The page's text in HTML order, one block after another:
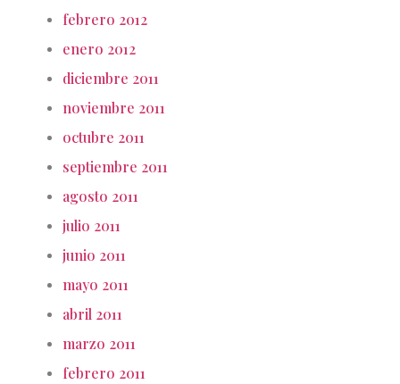
febrero 2012
enero 2012
diciembre 2011
noviembre 2011
octubre 2011
septiembre 2011
agosto 2011
julio 2011
junio 2011
mayo 2011
abril 2011
marzo 2011
febrero 2011